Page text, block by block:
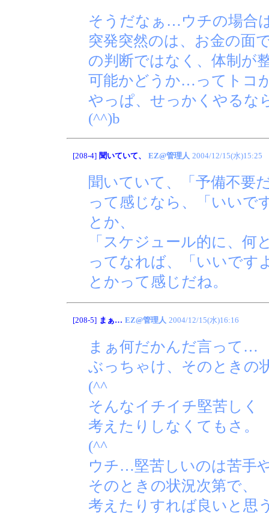
そうだなぁ…ウチの場合
突発突然のは、お金の面
の判断ではなく、体制が
可能かどうか…ってトコ
やっぱ、せっかくやるな
(^^)b
[208-4] 聞いていて、 EZ@管理人 2004/12/15(水)15:25
聞いていて、「予備不
って感じなら、「いいで
とか、
「スケジュール的に、
ってなれば、「いいです
とかって感じだね。
[208-5] まぁ… EZ@管理人 2004/12/15(水)16:16
まぁ何だかんだ言って…
ぶっちゃけ、そのときの
(^^ゞ
そんなイチイチ堅苦しく
考えたりしなくてもさ。
(^^ゞ
ウチ…堅苦しいのは苦手
そのときの状況次第で、
考えたりすれば良いと思